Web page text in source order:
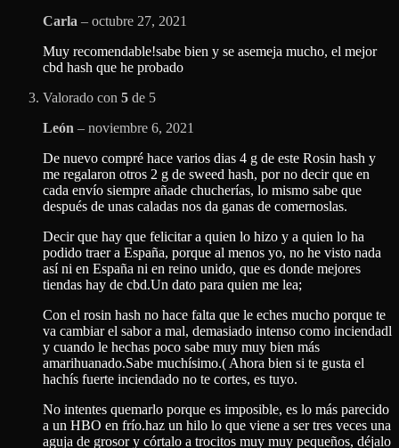
Carla – octubre 27, 2021
Muy recomendable!sabe bien y se asemeja mucho, el mejor
cbd hash que he probado
Valorado con 5 de 5
León – noviembre 6, 2021
De nuevo compré hace varios dias 4 g de este Rosin hash y
me regalaron otros 2 g de sweed hash, por no decir que en
cada envío siempre añade chucherías, lo mismo sabe que
después de unas caladas nos da ganas de comernoslas.
Decir que hay que felicitar a quien lo hizo y a quien lo ha
podido traer a España, porque al menos yo, no he visto nada
así ni en España ni en reino unido, que es donde mejores
tiendas hay de cbd.Un dato para quien me lea;
Con el rosin hash no hace falta que le eches mucho porque te
va cambiar el sabor a mal, demasiado intenso como inciendadl
y cuando le hechas poco sabe muy muy bien más
amarihuanado.Sabe muchísimo.( Ahora bien si te gusta el
hachís fuerte inciendado no te cortes, es tuyo.
No intentes quemarlo porque es imposible, es lo más parecido
a un HBO en frío.haz un hilo lo que viene a ser tres veces una
aguja de grosor y córtalo a trocitos muy muy pequeños, déjalo